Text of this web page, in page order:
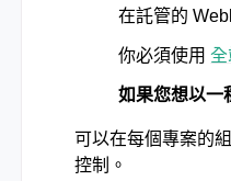
在託管的
你必須使用 全
如果您想以一
可以在每個專案的
控制。